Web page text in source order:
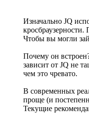
Изначально JQ
Чтобы вы могли
Почему он
зависит от JQ не
чем это чревато.
В современных
проще (и
Текущие